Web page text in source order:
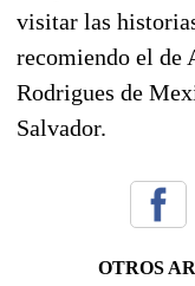
visitar las
recomiendo el de
Rodrigues de
Salvador.
OTROS